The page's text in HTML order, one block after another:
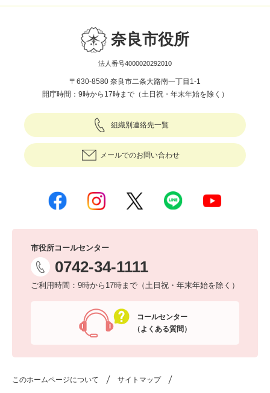
奈良市役所
法人番号4000020292010
〒630-8580 奈良市二条大路南一丁目1-1
開庁時間：9時から17時まで（土日祝・年末年始を除く）
組織別連絡先一覧
メールでのお問い合わせ
市役所コールセンター
0742-34-1111
ご利用時間：9時から17時まで（土日祝・年末年始を除く）
コールセンター
（よくある質問）
このホームページについて サイトマップ